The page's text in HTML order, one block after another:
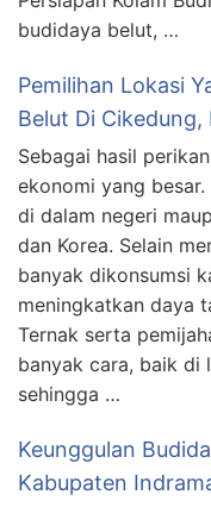
budidaya belut, …
Pemilihan Lokasi
Belut Di
Sebagai hasil
ekonomi yang
di dalam negeri
dan Korea. Selain
banyak dikonsumsi
meningkatkan daya
Ternak serta
banyak cara, baik di
sehingga …
Keunggulan
Kabupaten